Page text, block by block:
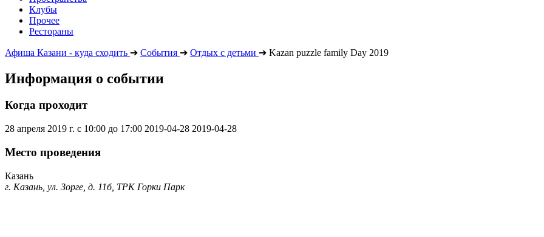
Клубы
Прочее
Рестораны
Афиша Казани - куда сходить ➔ События ➔ Отдых с детьми ➔ Kazan puzzle family Day 2019
Информация о событии
Когда проходит
28 апреля 2019 г. с 10:00 до 17:00 2019-04-28 2019-04-28
Место проведения
Казань
г. Казань, ул. Зорге, д. 11б, ТРК Горки Парк